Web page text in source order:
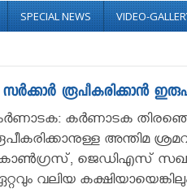
SPECIAL NEWS VIDEO-
രൂപീകരിക്കാൻ
കർണാടക
അന്തിമ
ജെഡിഎസ് സഖ്യവും
വലിയ